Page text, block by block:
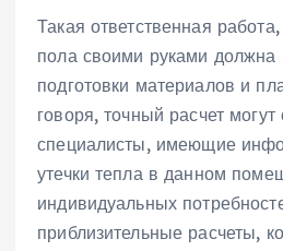
Такая ответственная
пола своими руками должна
подготовки материалов и
говоря, точный расчет могут
специалисты, имеющие
утечки тепла в данном
индивидуальных
приблизительные расчеты,